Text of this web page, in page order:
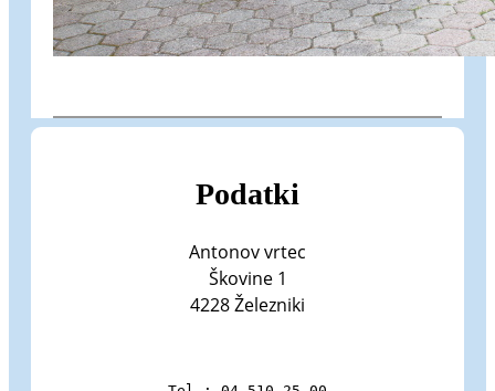
Podatki
Antonov vrtec
Škovine 1
4228 Železniki